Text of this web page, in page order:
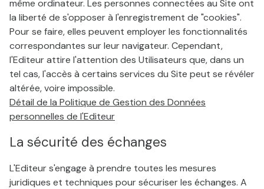
même ordinateur. Les personnes connectées au Site ont
la liberté de s'opposer à l'enregistrement de "cookies".
Pour se faire, elles peuvent employer les fonctionnalités
correspondantes sur leur navigateur. Cependant,
l'Editeur attire l'attention des Utilisateurs que, dans un
tel cas, l'accès à certains services du Site peut se révéler
altérée, voire impossible.
Détail de la Politique de Gestion des Données
personnelles de l'Editeur
La sécurité des échanges
L'Editeur s'engage à prendre toutes les mesures
juridiques et techniques pour sécuriser les échanges. A